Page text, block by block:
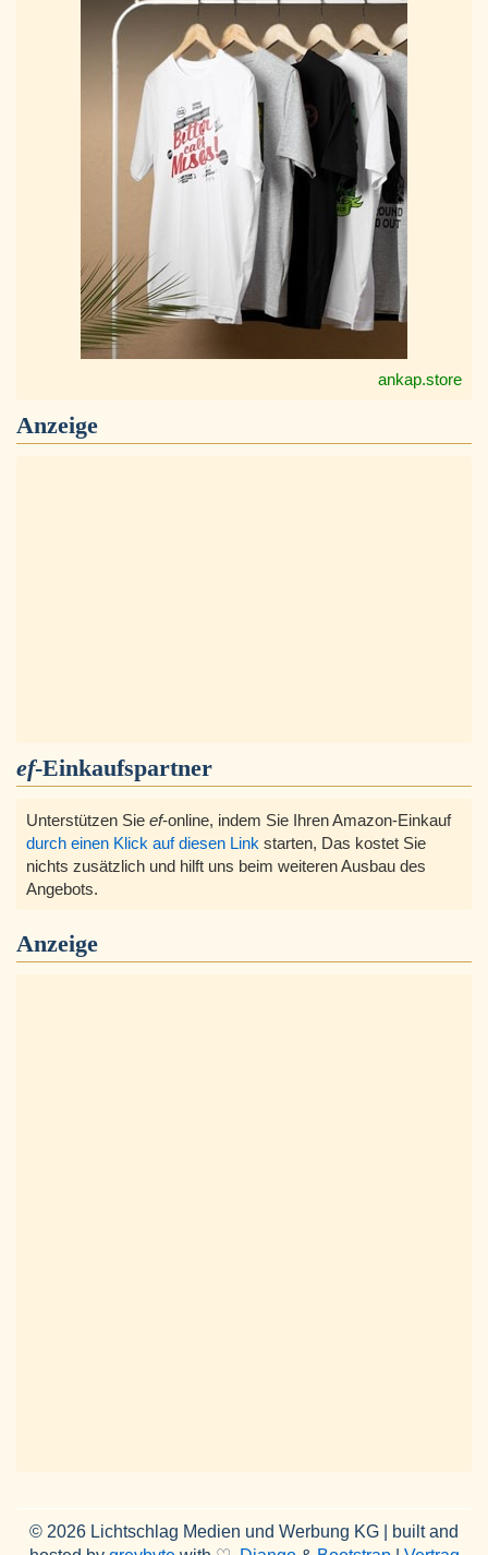
ankap.store
Anzeige
ef-Einkaufspartner
Unterstützen Sie ef-online, indem Sie Ihren Amazon-Einkauf
durch einen Klick auf diesen Link starten, Das kostet Sie
nichts zusätzlich und hilft uns beim weiteren Ausbau des
Angebots.
Anzeige
© 2026 Lichtschlag Medien und Werbung KG | built and